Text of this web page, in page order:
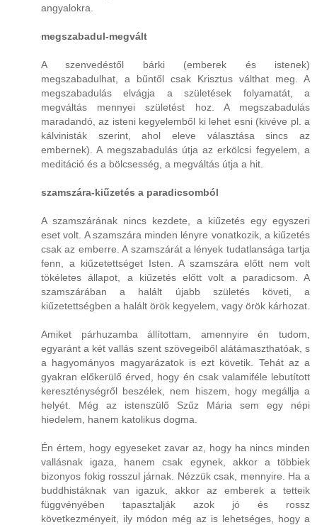
angyalokra.
megszabadul-megvált
A szenvedéstől bárki (emberek és istenek)
megszabadulhat, a bűntől csak Krisztus válthat meg. A
megszabadulás elvágja a születések folyamatát, a
megváltás mennyei születést hoz. A megszabadulás
maradandó, az isteni kegyelemből ki lehet esni (kivéve pl. a
kálvinisták szerint, ahol eleve választása sincs az
embernek). A megszabadulás útja az erkölcsi fegyelem, a
meditáció és a bölcsesség, a megváltás útja a hit.
szamszára-kiűzetés a paradicsomból
A szamszárának nincs kezdete, a kiűzetés egy egyszeri
eset volt. A szamszára minden lényre vonatkozik, a kiűzetés
csak az emberre. A szamszárát a lények tudatlansága tartja
fenn, a kiűzetettséget Isten. A szamszára előtt nem volt
tökéletes állapot, a kiűzetés előtt volt a paradicsom. A
szamszárában a halált újabb születés követi, a
kiűzetettségben a halált örök kegyelem, vagy örök kárhozat.
Amiket párhuzamba állítottam, amennyire én tudom,
egyaránt a két vallás szent szövegeiből alátámaszthatóak, s
a hagyományos magyarázatok is ezt követik. Tehát az a
gyakran előkerülő érved, hogy én csak valamiféle lebutított
kereszténységről beszélek, nem hiszem, hogy megállja a
helyét. Még az istenszülő Szűz Mária sem egy népi
hiedelem, hanem katolikus dogma.
Én értem, hogy egyeseket zavar az, hogy ha nincs minden
vallásnak igaza, hanem csak egynek, akkor a többiek
bizonyos fokig rosszul járnak. Nézzük csak, mennyire. Ha a
buddhistáknak van igazuk, akkor az emberek a tetteik
függvényében tapasztalják azok jó és rossz
következményeit, ily módon még az is lehetséges, hogy a